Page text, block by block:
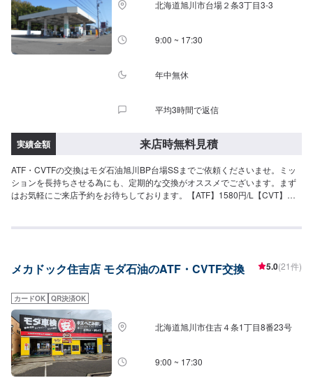
北海道旭川市台場２条3丁目3-3
9:00 ~ 17:30
年中無休
平均3時間で返信
実績金額 来店時無料見積
ATF・CVTFの交換はモダ石油旭川BP台場SSまでご依頼くださいませ。ミッ
ションを長持ちさせる為にも、定期的な交換がオススメでございます。まず
はお気軽にご来店予約をお待ちしております。【ATF】1580円/L【CVT】
メカドック住吉店 モダ石油のATF・CVTF交換 5.0(21件)
カードOK QR決済OK
北海道旭川市住吉４条1丁目8番23号
9:00 ~ 17:30